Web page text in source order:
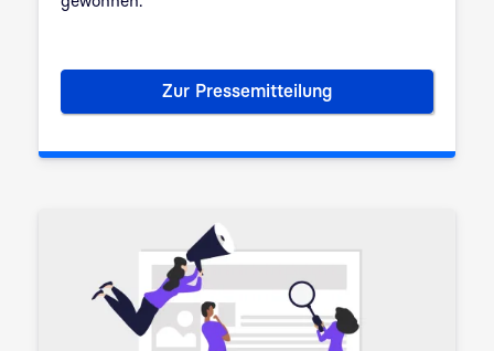
Zur PressemitteilungBrücke zur digitalen Welt: